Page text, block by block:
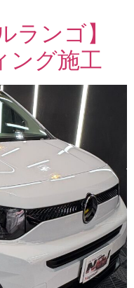
ランゴ】
ング施工